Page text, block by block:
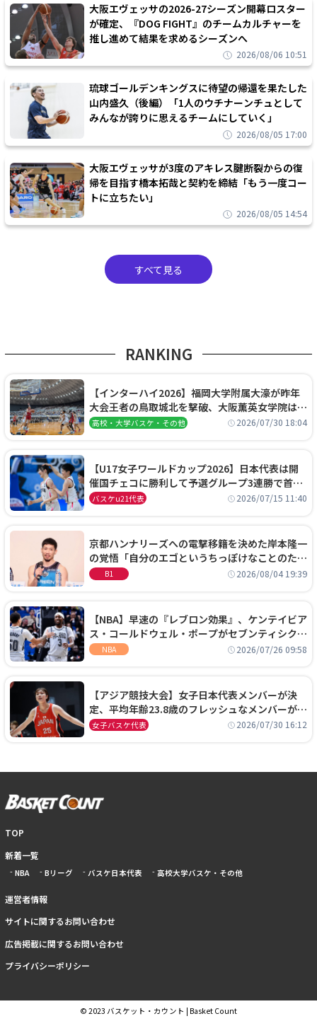
大阪エヴェッサの2026-27シーズン開幕ロスター
が確定、『DOG FIGHT』のチームカルチャーを
推し進めて結果を求めるシーズンへ
2026/08/06 10:51
琉球ゴールデンキングスに待望の帰還を果たした
山内盛久（後編）「1人のウチナーンチュとして
みんなが誇りに思えるチームにしていく」
2026/08/05 17:00
大阪エヴェッサが3度のアキレス腱断裂からの復
帰を目指す橋本拓哉と契約を締結「もう一度コー
トに立ちたい」
2026/08/05 14:54
すべて見る
RANKING
【インターハイ2026】福岡大学附属大濠が昨年
大会王者の鳥取城北を撃破、大阪薫英女学院は岐
阜女子に完勝、大会3日目試合結果
高校・大学バスケ・その他 2026/07/30 18:04
【U17女子ワールドカップ2026】日本代表は開
催国チェコに勝利して予選グループ3連勝で首位
通過！準々決勝の相手はエジプトに決定
バスケu21代表 2026/07/15 11:40
京都ハンナリーズへの電撃移籍を決めた岸本隆一
の覚悟「自分のエゴというちっぽけなことのため
に、京都に来たわけではない」
B1 2026/08/04 19:39
【NBA】早速の『レブロン効果』、ケンテイビア
ス・コールドウェル・ポープがセブンティシクサ
ーズに1年契約で加入
NBA 2026/07/26 09:58
【アジア競技大会】女子日本代表メンバーが決
定、平均年齢23.8歳のフレッシュなメンバーが日
本開催の大舞台で頂点を狙う
女子バスケ代表 2026/07/30 16:12
TOP
新着一覧
NBA Bリーグ バスケ日本代表 高校大学バスケ・その他
運営者情報
サイトに関するお問い合わせ
広告掲載に関するお問い合わせ
プライバシーポリシー
© 2023 バスケット・カウント | Basket Count